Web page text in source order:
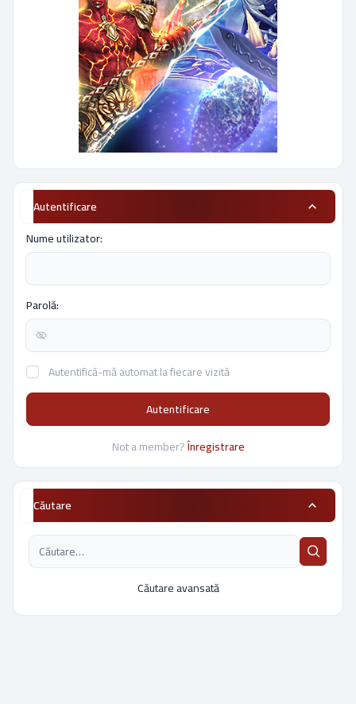
Autentificare
Nume utilizator:
Parolă:
Autentifică-mă automat la fiecare vizită
Autentificare
Not a member?Înregistrare
Căutare
Căutare avansată